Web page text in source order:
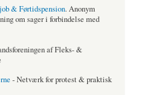
& Førtidspension. Anonym
om sager i forbindelse med
af Fleks- &
- Netværk for protest & praktisk